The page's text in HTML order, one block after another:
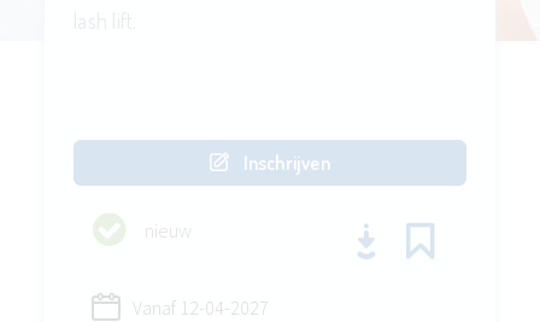
Inschrijven
nieuw
Vanaf 12-04-2027